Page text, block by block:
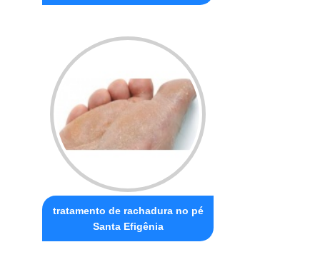
tratamento de rachadura no pé
Santa Efigênia